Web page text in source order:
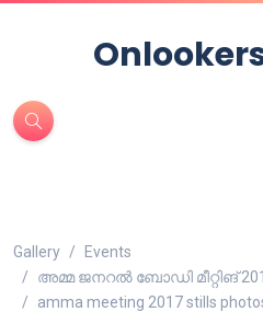
Gallery
Events
അമ്മ ജനറല്‍ ബോഡി മീറ്റിങ്
amma meeting 2017 stills